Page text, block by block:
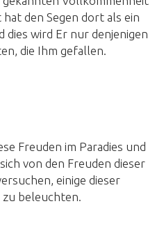
den Segen dort als ein
dies wird Er nur denjenigen
die Ihm gefallen.
Freuden im Paradies und
von den Freuden dieser
einige dieser
beleuchten.